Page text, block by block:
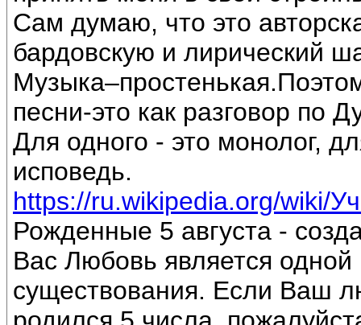
Сам думаю, что это
бардовскую и лирический
песни-это как разговор по
Для одного - это монолог,
исповедь.
https://ru.wikipedia.org/wiki/
Рожденные 5 августа -
Вас Любовь является
существования. Если Ваш